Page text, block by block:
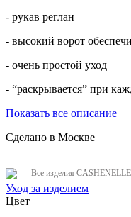
- рукав реглан
- высокий ворот
- очень простой уход
- “раскрывается” при
Показать все описание
Сделано в Москве
Все изделия CASHENELLE
Уход за изделием
Цвет